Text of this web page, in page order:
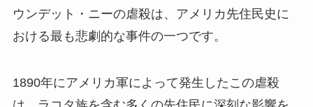
ウンデット・ニーの虐殺は、アメリカ先住民史に
おける最も悲劇的な事件の一つです。
1890年にアメリカ軍によって発生したこの虐殺